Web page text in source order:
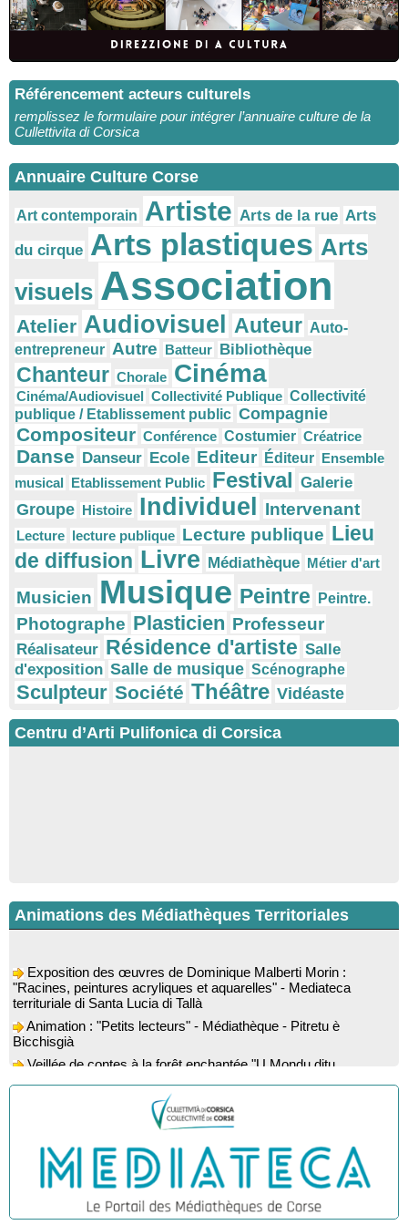
Référencement acteurs culturels
remplissez le formulaire pour intégrer l’annuaire culture de la
Cullettivita di Corsica
Annuaire Culture Corse
Art contemporain Artiste Arts de la rue Arts
du cirque Arts plastiques Arts
visuels Association
Atelier Audiovisuel Auteur Auto-
entrepreneur Autre Batteur Bibliothèque
Chanteur Chorale Cinéma
Cinéma/Audiovisuel Collectivité Publique Collectivité
publique / Etablissement public Compagnie
Compositeur Conférence Costumier Créatrice
Danse Danseur Ecole Editeur Éditeur Ensemble
musical Etablissement Public Festival Galerie
Groupe Histoire Individuel Intervenant
Lecture lecture publique Lecture publique Lieu
de diffusion Livre Médiathèque Métier d'art
Musicien Musique Peintre Peintre.
Photographe Plasticien Professeur
Réalisateur Résidence d'artiste Salle
d'exposition Salle de musique Scénographe
Sculpteur Société Théâtre Vidéaste
Centru d’Arti Pulifonica di Corsica
Animations des Médiathèques Territoriales
"Racines, peintures acryliques et aquarelles" - Mediateca
territuriale di Santa Lucia di Tallà
Bicchisgià
Veillée de contes à la forêt enchantée "U Mondu ditu
mignuleddu" par la Caravane de Conteurs - Currà
Colloque : "Taravu : terre de patrimoines", Regards sur le
patrimoine religieux, roman, thermal et littéraire - Spaziu Jean-
Marc Fiamma - A Sarra di Farru
Spectacle musical : "Viaghju in Corsica cù Regina & Bruno",
hommage au duo mythique de la chanson corse interprété par
Marie-Elsa Picciocchi (chant), Marc’Antò Belgodere (chant et
gutare) et Jacky Le Menn (claviers) - Salle des fêtes - Cuzzà
Lecture musicale : "Frida par les mots" proposée par la